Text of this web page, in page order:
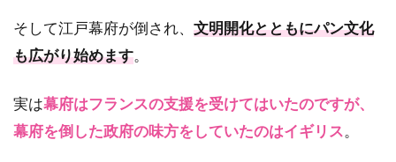
そして江戸幕府が倒され、 文明開化とともにパン文化
も広がり始めます。
実は幕府はフランスの支援を受けてはいたのですが、
幕府を倒した政府の味方をしていたのはイギリス。